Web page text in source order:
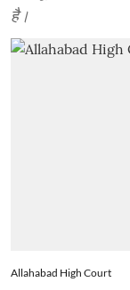
है।
Allahabad High Court